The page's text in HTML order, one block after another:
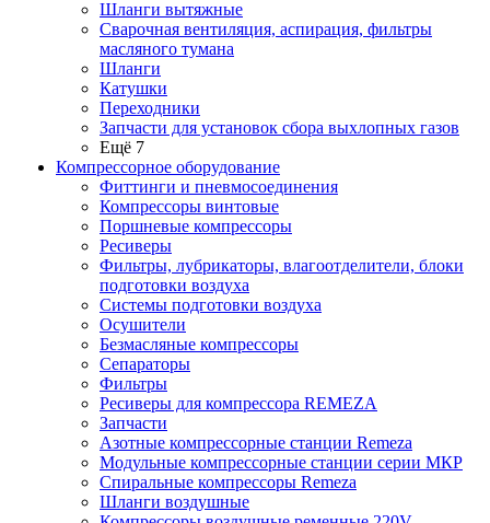
Шланги вытяжные
Сварочная вентиляция, аспирация, фильтры
масляного тумана
Шланги
Катушки
Переходники
Запчасти для установок сбора выхлопных газов
Ещё 7
Компрессорное оборудование
Фиттинги и пневмосоединения
Компрессоры винтовые
Поршневые компрессоры
Ресиверы
Фильтры, лубрикаторы, влагоотделители, блоки
подготовки воздуха
Системы подготовки воздуха
Осушители
Безмасляные компрессоры
Сепараторы
Фильтры
Ресиверы для компрессора REMEZA
Запчасти
Азотные компрессорные станции Remeza
Модульные компрессорные станции серии МКР
Спиральные компрессоры Remeza
Шланги воздушные